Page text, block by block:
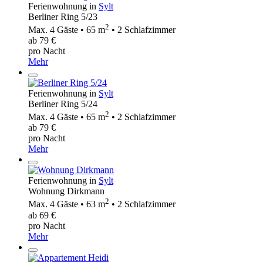
Ferienwohnung in Sylt
Berliner Ring 5/23
Max. 4 Gäste • 65 m2 • 2 Schlafzimmer
ab 79 €
pro Nacht
Mehr
Ferienwohnung in Sylt
Berliner Ring 5/24
Max. 4 Gäste • 65 m2 • 2 Schlafzimmer
ab 79 €
pro Nacht
Mehr
Ferienwohnung in Sylt
Wohnung Dirkmann
Max. 4 Gäste • 63 m2 • 2 Schlafzimmer
ab 69 €
pro Nacht
Mehr